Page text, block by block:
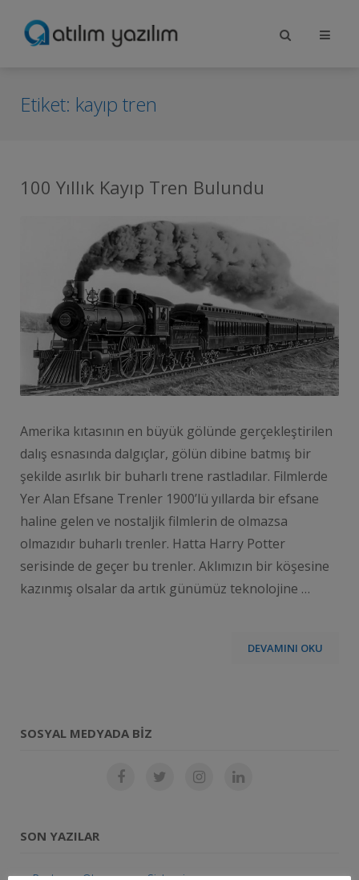
Etiket: kayıp tren
100 Yıllık Kayıp Tren Bulundu
Amerika kıtasının en büyük gölünde gerçekleştirilen
dalış esnasında dalgıçlar, gölün dibine batmış bir
şekilde asırlık bir buharlı trene rastladılar. Filmlerde
Yer Alan Efsane Trenler 1900’lü yıllarda bir efsane
haline gelen ve nostaljik filmlerin de olmazsa
olmazıdır buharlı trenler. Hatta Harry Potter
serisinde de geçer bu trenler. Aklımızın bir köşesine
kazınmış olsalar da artık günümüz teknolojine …
DEVAMINI OKU
SOSYAL MEDYADA BIZ
SON YAZILAR